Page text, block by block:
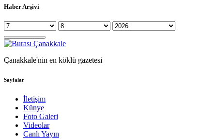
Haber Arşivi
Çanakkale'nin en köklü gazetesi
Sayfalar
İletişim
Künye
Foto Galeri
Videolar
Canlı Yayın